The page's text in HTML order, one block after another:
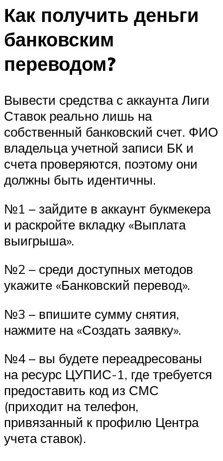
Как получить деньги
банковским
переводом?
Вывести средства с аккаунта Лиги
Ставок реально лишь на
собственный банковский счет. ФИО
владельца учетной записи БК и
счета проверяются, поэтому они
должны быть идентичны.
№1 – зайдите в аккаунт букмекера
и раскройте вкладку «Выплата
выигрыша».
№2 – среди доступных методов
укажите «Банковский перевод».
№3 – впишите сумму снятия,
нажмите на «Создать заявку».
№4 – вы будете переадресованы
на ресурс ЦУПИС-1, где требуется
предоставить код из СМС
(приходит на телефон,
привязанный к профилю Центра
учета ставок).